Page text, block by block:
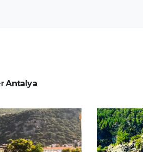
Antalya